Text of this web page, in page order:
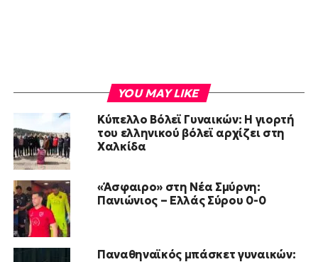
YOU MAY LIKE
Κύπελλο Βόλεϊ Γυναικών: Η γιορτή
του ελληνικού βόλεϊ αρχίζει στη
Χαλκίδα
«Άσφαιρο» στη Νέα Σμύρνη:
Πανιώνιος – Ελλάς Σύρου 0-0
Παναθηναϊκός μπάσκετ γυναικών: